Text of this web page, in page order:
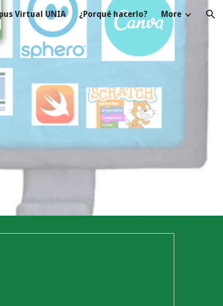
Virtual UNIA ¿Porqué hacerlo? More